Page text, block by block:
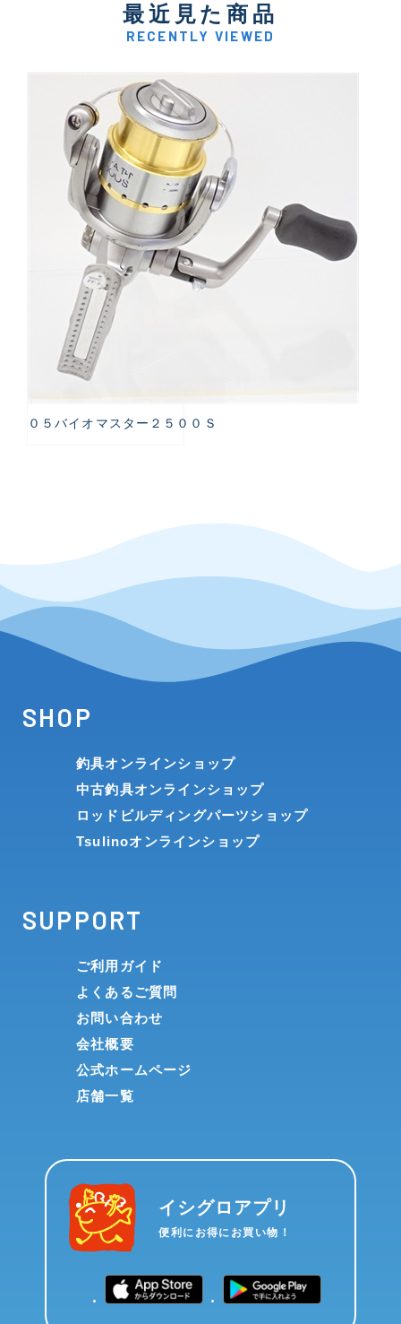
最近見た商品
RECENTLY VIEWED
０５バイオマスター２５００Ｓ
SHOP
釣具オンラインショップ
中古釣具オンラインショップ
ロッドビルディングパーツショップ
Tsulinoオンラインショップ
SUPPORT
ご利用ガイド
よくあるご質問
お問い合わせ
会社概要
公式ホームページ
店舗一覧
イシグロアプリ
便利にお得にお買い物！